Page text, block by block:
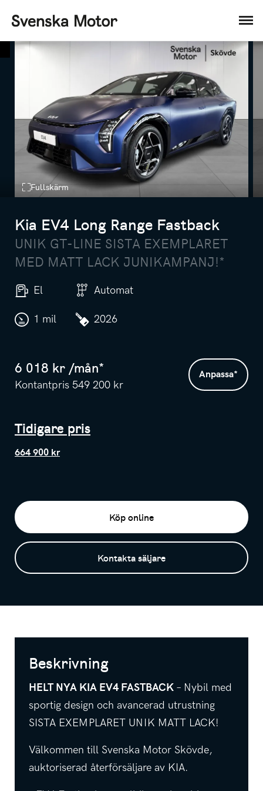
Fullskärm
Kia EV4 Long Range Fastback
UNIK GT-LINE SISTA EXEMPLARET
MED MATT LACK JUNIKAMPANJ!*
El Automat
1 mil 2026
Tidigare pris
664 900 kr
6 018 kr /mån*
Kontantpris 549 200 kr
Anpassa*
Köp online
Kontakta säljare
Beskrivning
HELT NYA KIA EV4 FASTBACK – Nybil med
sportig design och avancerad utrustning
SISTA EXEMPLARET UNIK MATT LACK!
Välkommen till Svenska Motor Skövde,
auktoriserad återförsäljare av KIA.